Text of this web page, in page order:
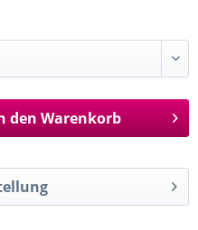
den Warenkorb